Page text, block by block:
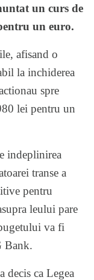
un curs de
un euro.
afisand o
la inchiderea
spre
lei pentru un
indeplinirea
transe a
pentru
leului pare
va fi
Bank.
decis ca Legea